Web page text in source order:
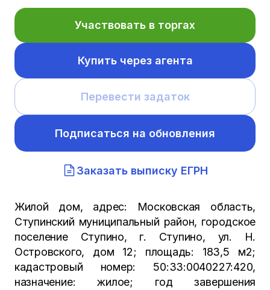
Участвовать в торгах
Купить через агента
Перевести задаток
Подписаться на обновления
Заказать выписку ЕГРН
Жилой дом, адрес: Московская область,
Ступинский муниципальный район, городское
поселение Ступино, г. Ступино, ул. Н.
Островского, дом 12; площадь: 183,5 м2;
кадастровый номер: 50:33:0040227:420,
назначение: жилое; год завершения